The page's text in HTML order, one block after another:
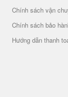
Chính sách vận
Chính sách bảo
Hướng dẫn thanh